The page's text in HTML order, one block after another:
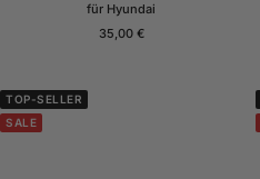
für Hyundai
Angebotspreis
35,00 €
TOP-SELLER
SALE